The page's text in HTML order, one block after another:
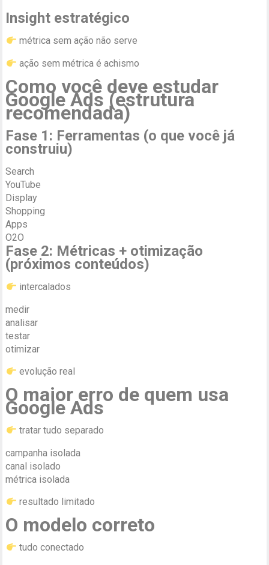
Insight estratégico
métrica sem ação não serve
ação sem métrica é achismo
Como você deve estudar
Google Ads (estrutura
recomendada)
Fase 1: Ferramentas (o que você já
construiu)
Search
YouTube
Display
Shopping
Apps
O2O
Fase 2: Métricas + otimização
(próximos conteúdos)
intercalados
medir
analisar
testar
otimizar
evolução real
O maior erro de quem usa
Google Ads
tratar tudo separado
campanha isolada
canal isolado
métrica isolada
resultado limitado
O modelo correto
tudo conectado